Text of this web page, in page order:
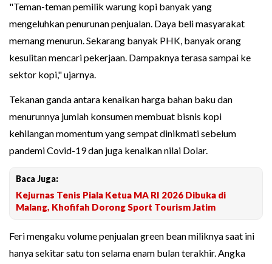
"Teman-teman pemilik warung kopi banyak yang
mengeluhkan penurunan penjualan. Daya beli masyarakat
memang menurun. Sekarang banyak PHK, banyak orang
kesulitan mencari pekerjaan. Dampaknya terasa sampai ke
sektor kopi," ujarnya.
Tekanan ganda antara kenaikan harga bahan baku dan
menurunnya jumlah konsumen membuat bisnis kopi
kehilangan momentum yang sempat dinikmati sebelum
pandemi Covid-19 dan juga kenaikan nilai Dolar.
Baca Juga:
Kejurnas Tenis Piala Ketua MA RI 2026 Dibuka di
Malang, Khofifah Dorong Sport Tourism Jatim
Feri mengaku volume penjualan green bean miliknya saat ini
hanya sekitar satu ton selama enam bulan terakhir. Angka